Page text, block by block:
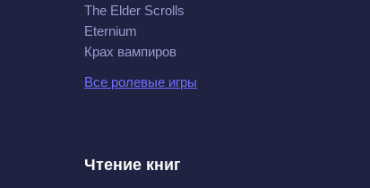
The Elder Scrolls
Eternium
Крах вампиров
Все ролевые игры
Чтение книг